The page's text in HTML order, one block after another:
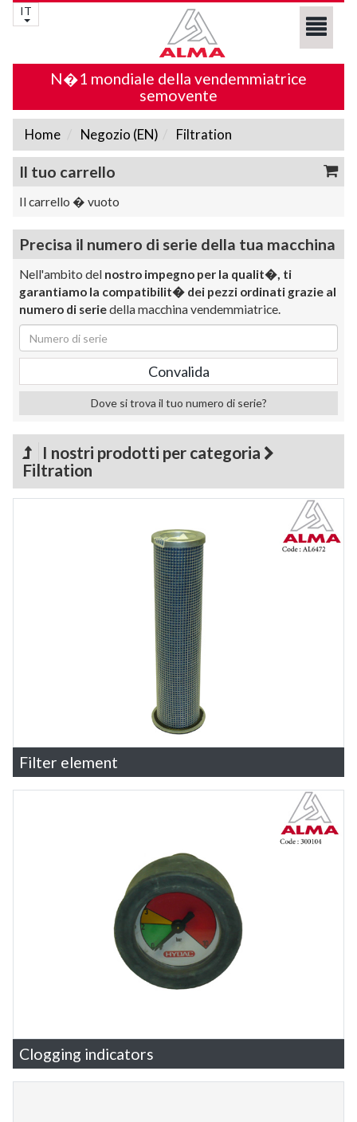
IT
N�1 mondiale della vendemmiatrice
semovente
Home Negozio (EN) Filtration
Il tuo carrello
Il carrello � vuoto
Precisa il numero di serie della tua macchina
Nell'ambito del nostro impegno per la qualit�, ti
garantiamo la compatibilit� dei pezzi ordinati grazie al
numero di seriedella macchina vendemmiatrice.
Dove si trova il tuo numero di serie?
I nostri prodotti per categoria
Filtration
Filter element
Clogging indicators